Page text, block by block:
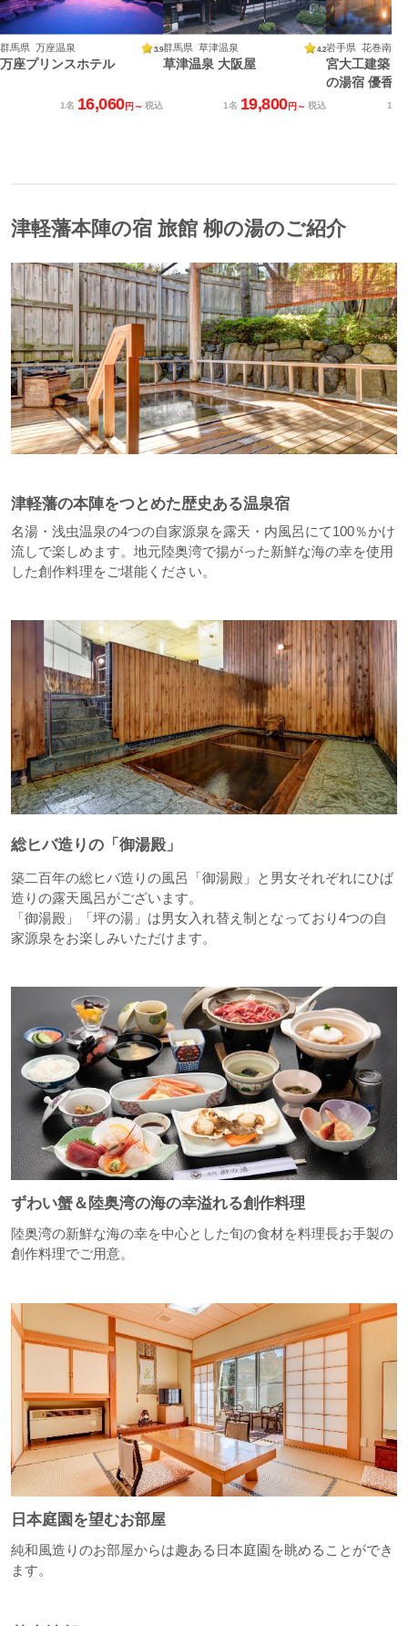
群馬県 万座温泉 3.9
万座プリンスホテル
1名 16,060円～ 税込
群馬県 草津温泉 4.2
草津温泉 大阪屋
1名 19,800円～ 税込
宮大工建築と
の湯宿 優香苑
1名
津軽藩本陣の宿 旅館 柳の湯のご紹介
津軽藩の本陣をつとめた歴史ある温泉宿
名湯・浅虫温泉の4つの自家源泉を露天・内風呂にて100％かけ
流しで楽しめます。地元陸奥湾で揚がった新鮮な海の幸を使用
した創作料理をご堪能ください。
総ヒバ造りの「御湯殿」
築二百年の総ヒバ造りの風呂「御湯殿」と男女それぞれにひば
造りの露天風呂がございます。
「御湯殿」「坪の湯」は男女入れ替え制となっており4つの自
家源泉をお楽しみいただけます。
ずわい蟹＆陸奥湾の海の幸溢れる創作料理
陸奥湾の新鮮な海の幸を中心とした旬の食材を料理長お手製の
創作料理でご用意。
日本庭園を望むお部屋
純和風造りのお部屋からは趣ある日本庭園を眺めることができ
ます。